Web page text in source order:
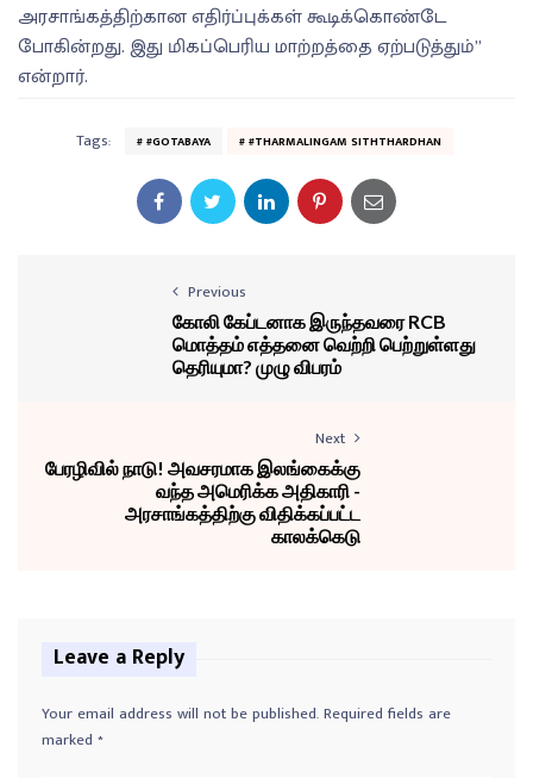
அரசாங்கத்திற்கான எதிர்ப்புக்கள் கூடிக்கொண்டே
போகின்றது. இது மிகப்பெரிய மாற்றத்தை ஏற்படுத்தும்”
என்றார்.
Tags: #GOTABAYA #THARMALINGAM SITHTHARDHAN
Previous
கோலி கேப்டனாக இருந்தவரை RCB
மொத்தம் எத்தனை வெற்றி பெற்றுள்ளது
தெரியுமா? முழு விபரம்
Next
பேரழிவில் நாடு! அவசரமாக இலங்கைக்கு
வந்த அமெரிக்க அதிகாரி -
அரசாங்கத்திற்கு விதிக்கப்பட்ட
காலக்கெடு
Leave a Reply
Your email address will not be published.Required fields are
marked *